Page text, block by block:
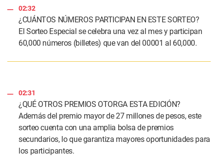
02:32
¿CUÁNTOS NÚMEROS PARTICIPAN EN ESTE SORTEO?
El Sorteo Especial se celebra una vez al mes y participan
60,000 números (billetes) que van del 00001 al 60,000.
02:31
¿QUÉ OTROS PREMIOS OTORGA ESTA EDICIÓN?
Además del premio mayor de 27 millones de pesos, este
sorteo cuenta con una amplia bolsa de premios
secundarios, lo que garantiza mayores oportunidades para
los participantes.